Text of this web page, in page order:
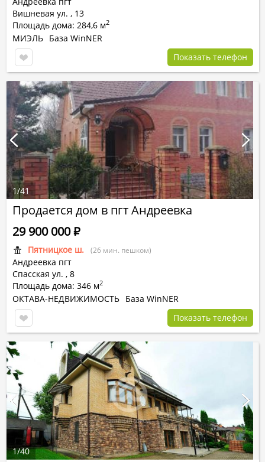
Вишневая ул. , 13
Площадь дома: 284,6 м2
МИЭЛЬ База WinNER
Показать телефон
Продается дом в пгт Андреевка
Пятницкое ш. (26 мин. пешком)
Андреевка пгт
Спасская ул. , 8
Площадь дома: 346 м2
29 900 000Р
ОКТАВА-НЕДВИЖИМОСТЬ База WinNER
Показать телефон
1/41
1/40